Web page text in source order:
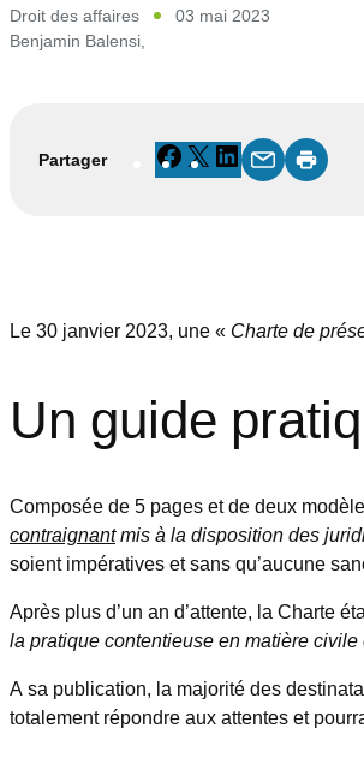
Droit des affaires
03 mai 2023
Benjamin Balensi
Partager Facebook
X LinkedIn
Le 30 janvier 2023, une « Charte de
Un guide
Composée de 5 pages et de deux
contraignantmis à la disposition des
soient impératives et sans qu’aucune
Après plus d’un an d’attente, la Charte
la pratique contentieuse en matière
A sa publication, la majorité des
totalement répondre aux attentes et